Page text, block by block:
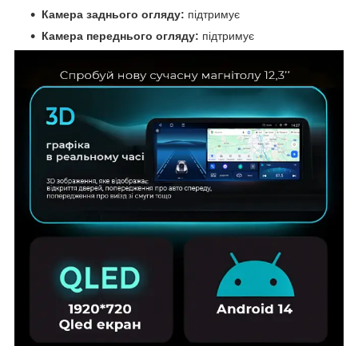
Камера заднього огляду: підтримує
Камера переднього огляду: підтримує